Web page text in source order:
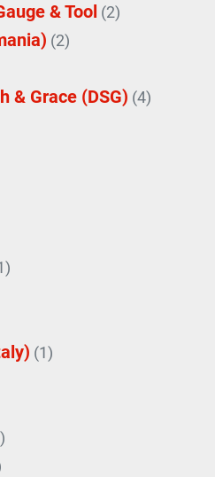
& Tool (2)
(2)
& Grace (DSG) (4)
(1)